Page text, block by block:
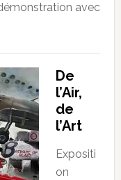
avec
De
l’Air,
de
l’Art
Expositi
on